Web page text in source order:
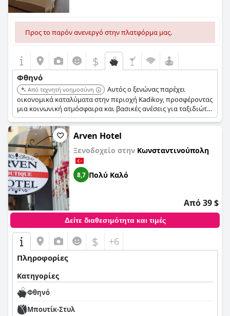
Προς το παρόν ανενεργό στην πλατφόρμα μας.
$
Φθηνό
Από τεχνητή νοημοσύνη
Αυτός ο ξενώνας παρέχει
οικονομικά καταλύματα στην περιοχή Kadikoy, προσφέροντας
μια κοινωνική ατμόσφαιρα και βασικές ανέσεις για ταξιδιώτες
με χαμηλό προϋπολογισμό. Είναι μια εξαιρετική επιλογή για
όσους θέλουν να εξοικονομήσουν χρήματα στα έξοδα
διαμονής.
Arven Hotel
Ξενοδοχείο στην Κωνσταντινούπολη
8,7 Πολύ Καλό
Από 39 $
Δείτε διαθεσιμότητα και τιμές
$ +6
Πληροφορίες
Κατηγορίες
Φθηνό
Μπουτίκ-Στυλ